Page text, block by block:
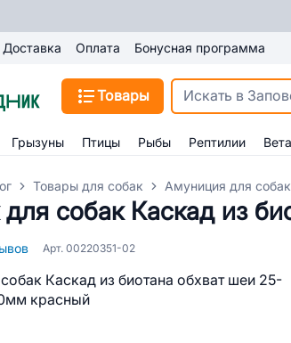
Доставка Оплата Бонусная программа
Товары
Грызуны Птицы Рыбы Рептилии
Товары для собак Амуниция для собак
собак Каскад из
Арт. 00220351-02